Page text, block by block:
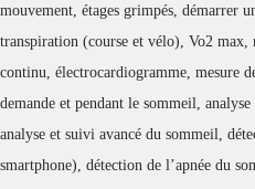
mouvement, étages grimpés, démarrer
transpiration (course et vélo), Vo2 max,
continu, électrocardiogramme, mesure
demande et pendant le sommeil,
analyse et suivi avancé du sommeil,
smartphone), détection de l’apnée du